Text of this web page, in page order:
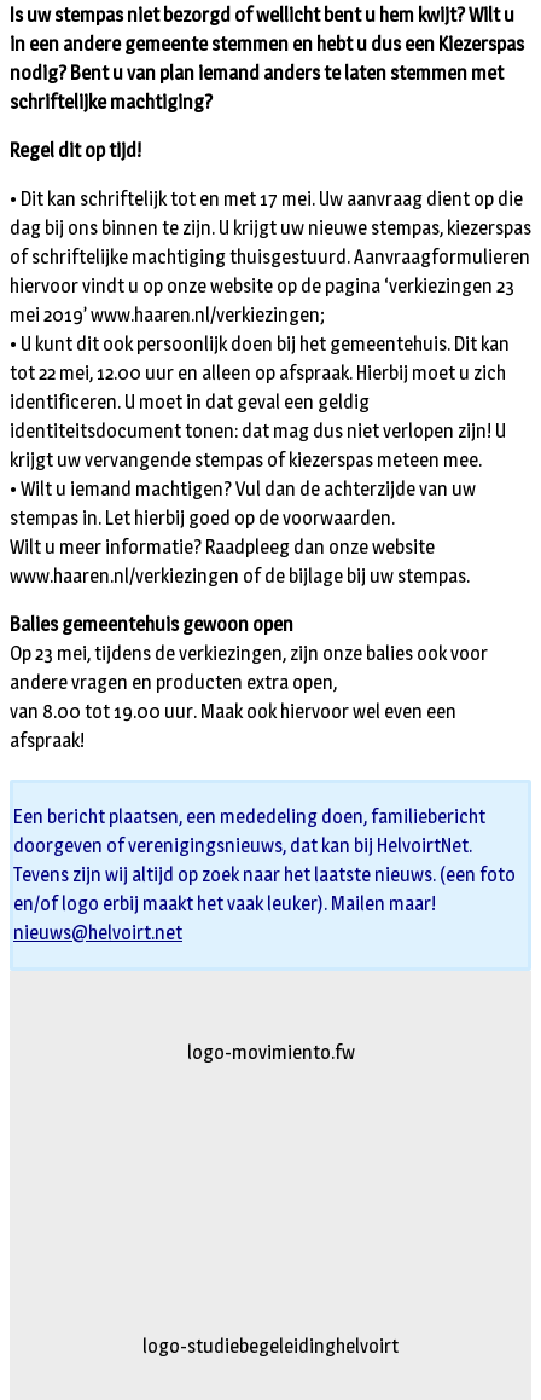
Is uw stempas niet bezorgd of wellicht bent u hem kwijt? Wilt u
in een andere gemeente stemmen en hebt u dus een Kiezerspas
nodig? Bent u van plan iemand anders te laten stemmen met
schriftelijke machtiging?
Regel dit op tijd!
• Dit kan schriftelijk tot en met 17 mei. Uw aanvraag dient op die
dag bij ons binnen te zijn. U krijgt uw nieuwe stempas, kiezerspas
of schriftelijke machtiging thuisgestuurd. Aanvraagformulieren
hiervoor vindt u op onze website op de pagina ‘verkiezingen 23
mei 2019’ www.haaren.nl/verkiezingen;
• U kunt dit ook persoonlijk doen bij het gemeentehuis. Dit kan
tot 22 mei, 12.00 uur en alleen op afspraak. Hierbij moet u zich
identificeren. U moet in dat geval een geldig
identiteitsdocument tonen: dat mag dus niet verlopen zijn! U
krijgt uw vervangende stempas of kiezerspas meteen mee.
• Wilt u iemand machtigen? Vul dan de achterzijde van uw
stempas in. Let hierbij goed op de voorwaarden.
Wilt u meer informatie? Raadpleeg dan onze website
www.haaren.nl/verkiezingen of de bijlage bij uw stempas.
Balies gemeentehuis gewoon open
Op 23 mei, tijdens de verkiezingen, zijn onze balies ook voor
andere vragen en producten extra open,
van 8.00 tot 19.00 uur. Maak ook hiervoor wel even een
afspraak!
Een bericht plaatsen, een mededeling doen, familiebericht
doorgeven of verenigingsnieuws, dat kan bij HelvoirtNet.
Tevens zijn wij altijd op zoek naar het laatste nieuws. (een foto
en/of logo erbij maakt het vaak leuker). Mailen maar!
nieuws@helvoirt.net
logo-movimiento.fw
logo-studiebegeleidinghelvoirt